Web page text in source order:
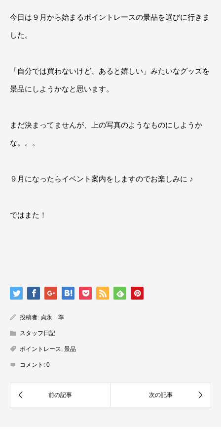
今日は９月から始まるポイントレースの景品を選びに行きま
した。
「自分では買わないけど、あると嬉しい」みたいなグッズを
景品にしようかなと思います。
まだ決まってませんが、上の写真のようなものにしようか
な。。。
９月になったらイベント案内をしますのでお楽しみに ♪
ではまた！
投稿者: 貞永 準
スタッフ日記
ポイントレース, 景品
コメント: 0